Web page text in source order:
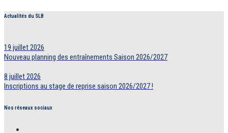
Actualités du SLB
19 juillet 2026
Nouveau planning des entraînements Saison 2026/2027
8 juillet 2026
Inscriptions au stage de reprise saison 2026/2027 !
Nos réseaux sociaux